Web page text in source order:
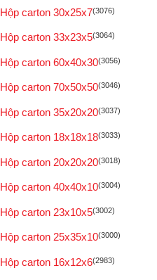
Hộp carton 30x25x7(3076)
Hộp carton 33x23x5(3064)
Hộp carton 60x40x30(3056)
Hộp carton 70x50x50(3046)
Hộp carton 35x20x20(3037)
Hộp carton 18x18x18(3033)
Hộp carton 20x20x20(3018)
Hộp carton 40x40x10(3004)
Hộp carton 23x10x5(3002)
Hộp carton 25x35x10(3000)
Hộp carton 16x12x6(2983)